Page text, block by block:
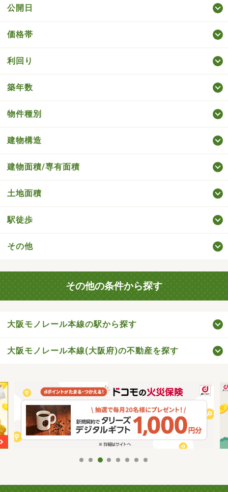
公開日
価格帯
利回り
築年数
物件種別
建物構造
建物面積/専有面積
土地面積
駅徒歩
その他
その他の条件から探す
大阪モノレール本線の駅から探す
大阪モノレール本線(大阪府)の不動産を探す